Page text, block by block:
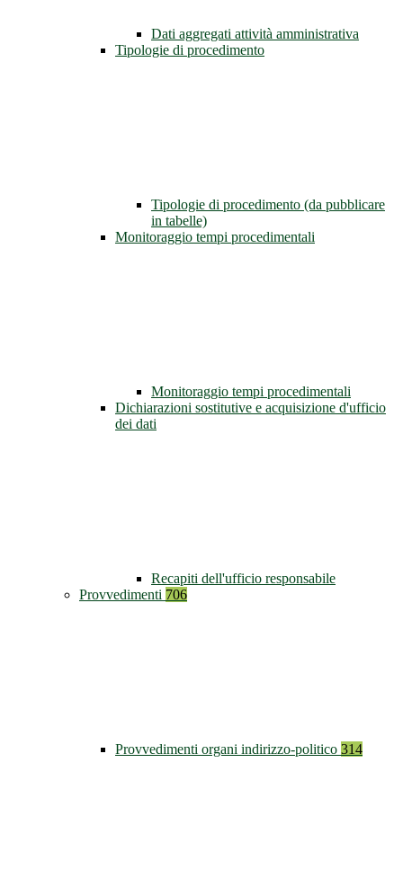
Dati aggregati attività amministrativa
Tipologie di procedimento
Tipologie di procedimento (da pubblicare
in tabelle)
Monitoraggio tempi procedimentali
Monitoraggio tempi procedimentali
Dichiarazioni sostitutive e acquisizione d'ufficio
dei dati
Recapiti dell'ufficio responsabile
Provvedimenti 706
Provvedimenti organi indirizzo-politico 314